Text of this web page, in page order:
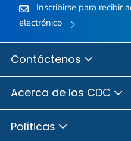
Inscribirse para recibir
electrónico
Contáctenos
Acerca de los CDC
Políticas